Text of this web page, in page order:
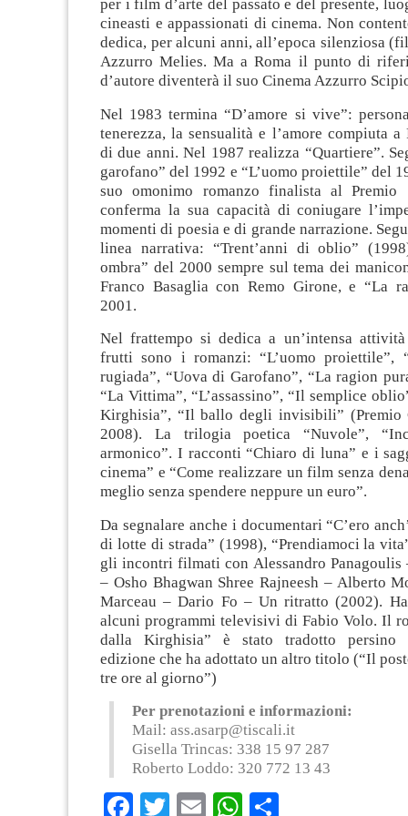
per i film d’arte del passato e del presente,
cineasti e appassionati di cinema. Non
dedica, per alcuni anni, all’epoca silenziosa
Azzurro Melies. Ma a Roma il punto di
d’autore diventerà il suo Cinema Azzurro
Nel 1983 termina “D’amore si vive”:
tenerezza, la sensualità e l’amore compiuta a
di due anni. Nel 1987 realizza “Quartiere”.
garofano” del 1992 e “L’uomo proiettile” del
suo omonimo romanzo finalista al Premio
conferma la sua capacità di coniugare
momenti di poesia e di grande narrazione.
linea narrativa: “Trent’anni di oblio”
ombra” del 2000 sempre sul tema dei
Franco Basaglia con Remo Girone, e “La
2001.
Nel frattempo si dedica a un’intensa
frutti sono i romanzi: “L’uomo proiettile”,
rugiada”, “Uova di Garofano”, “La ragion
“La Vittima”, “L’assassino”, “Il semplice
Kirghisia”, “Il ballo degli invisibili” (Premio
2008). La trilogia poetica “Nuvole”,
armonico”. I racconti “Chiaro di luna” e i
cinema” e “Come realizzare un film senza
meglio senza spendere neppure un euro”.
Da segnalare anche i documentari “C’ero
di lotte di strada” (1998), “Prendiamoci la
gli incontri filmati con Alessandro Panagoulis
– Osho Bhagwan Shree Rajneesh – Alberto
Marceau – Dario Fo – Un ritratto (2002).
alcuni programmi televisivi di Fabio Volo. Il
dalla Kirghisia” è stato tradotto persino
edizione che ha adottato un altro titolo (“Il
tre ore al giorno”)
Per prenotazioni e informazioni:
Mail: ass.asarp@tiscali.it
Gisella Trincas: 338 15 97 287
Roberto Loddo: 320 772 13 43
Facebook
TwitterEmailWhatsApp